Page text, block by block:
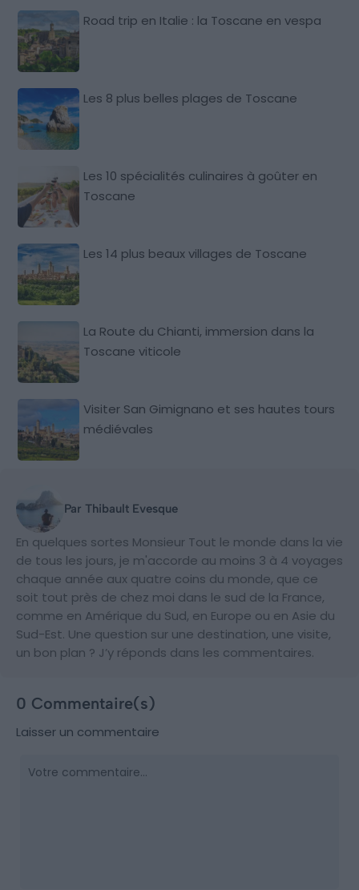
Road trip en Italie : la Toscane en vespa
Les 8 plus belles plages de Toscane
Les 10 spécialités culinaires à goûter en
Toscane
Les 14 plus beaux villages de Toscane
La Route du Chianti, immersion dans la
Toscane viticole
Visiter San Gimignano et ses hautes tours
médiévales
Par Thibault Evesque
En quelques sortes Monsieur Tout le monde dans la vie
de tous les jours, je m'accorde au moins 3 à 4 voyages
chaque année aux quatre coins du monde, que ce
soit tout près de chez moi dans le sud de la France,
comme en Amérique du Sud, en Europe ou en Asie du
Sud-Est. Une question sur une destination, une visite,
un bon plan ? J’y réponds dans les commentaires.
0 Commentaire(s)
Laisser un commentaire